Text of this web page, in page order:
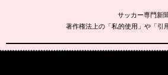
サッカー専門新
著作権法上の「私的使用」や「引